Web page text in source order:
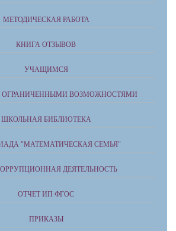
МЕТОДИЧЕСКАЯ РАБОТА
КНИГА ОТЗЫВОВ
УЧАЩИМСЯ
ОГРАНИЧЕННЫМИ ВОЗМОЖНОСТЯМИ
ШКОЛЬНАЯ БИБЛИОТЕКА
"МАТЕМАТИЧЕСКАЯ СЕМЬЯ"
ДЕЯТЕЛЬНОСТЬ
ОТЧЕТ ИП ФГОС
ПРИКАЗЫ